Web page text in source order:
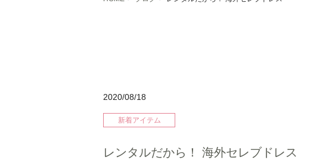
2020/08/18
新着アイテム
レンタルだから！ 海外セレブドレス